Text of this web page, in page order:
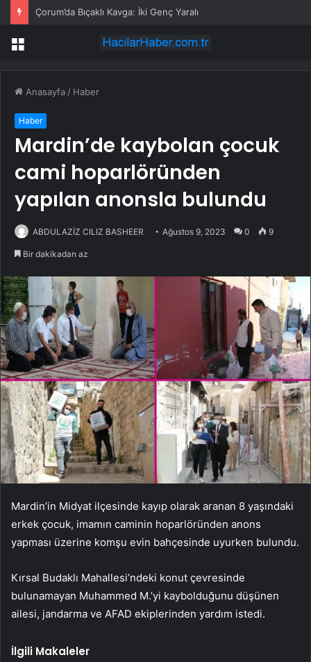
Çorum’da Bıçaklı Kavga: İki Genç Yaralı
Menü
Anasayfa / Haber
Haber
Mardin’de kaybolan çocuk
cami hoparlöründen
yapılan anonsla bulundu
ABDULAZİZ CILIZ BASHEER Ağustos 9, 2023 0 9
Bir dakikadan az
Mardin’in Midyat ilçesinde kayıp olarak aranan 8 yaşındaki
erkek çocuk, imamın caminin hoparlöründen anons
yapması üzerine komşu evin bahçesinde uyurken bulundu.
Kırsal Budaklı Mahallesi’ndeki konut çevresinde
bulunamayan Muhammed M.’yi kaybolduğunu düşünen
ailesi, jandarma ve AFAD ekiplerinden yardım istedi.
İlgili Makaleler